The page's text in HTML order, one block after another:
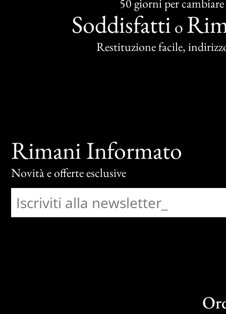
50 giorni per cambiare
Soddisfatti o
Restituzione facile,
Rimani Informato
Novità e offerte esclusive